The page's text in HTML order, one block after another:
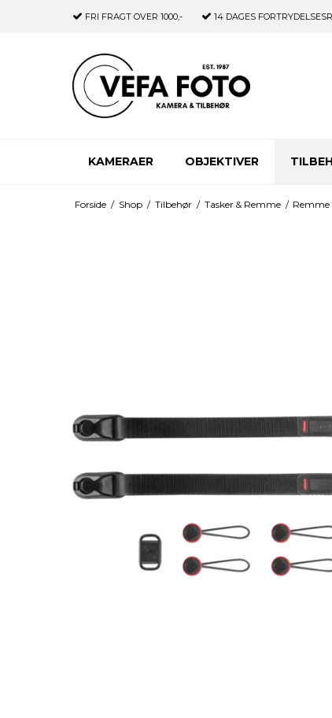
FRI FRAGT OVER 1000,- 14 DAGES
KAMERAER OBJEKTIVER
Forside / Shop / Tilbehør / Tasker & Remme / Remme